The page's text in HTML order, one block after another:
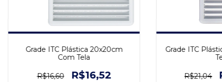
Grade ITC Plástica 20x20cm
Com Tela
R$16,60 R$16,52
Grade ITC
R$21,04